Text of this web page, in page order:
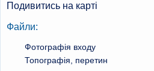
Подивитись на карті
Файли:
Фотографія входу
Топографія, перетин